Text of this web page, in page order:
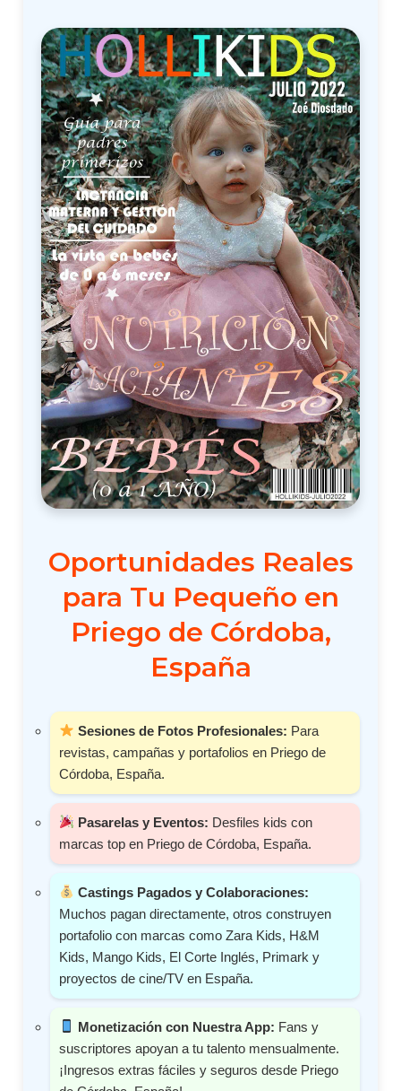
Oportunidades Reales
para Tu Pequeño en
Priego de Córdoba,
España
Sesiones de Fotos Profesionales: Para
revistas, campañas y portafolios en Priego de
Córdoba, España.
Pasarelas y Eventos: Desfiles kids con
marcas top en Priego de Córdoba, España.
Castings Pagados y Colaboraciones:
Muchos pagan directamente, otros construyen
portafolio con marcas como Zara Kids, H&M
Kids, Mango Kids, El Corte Inglés, Primark y
proyectos de cine/TV en España.
Monetización con Nuestra App: Fans y
suscriptores apoyan a tu talento mensualmente.
¡Ingresos extras fáciles y seguros desde Priego